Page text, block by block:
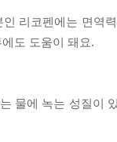
리코펜에는 면역
도 도움이 돼요.
물에 녹는 성질이